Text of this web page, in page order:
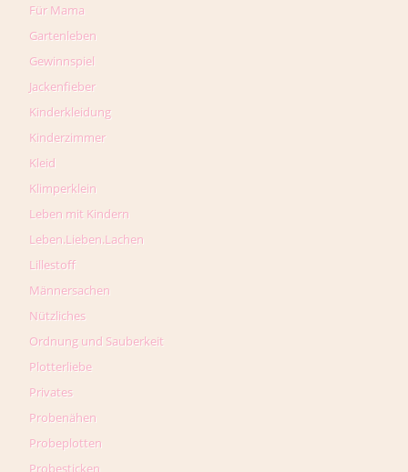
Für Mama
Gartenleben
Gewinnspiel
Jackenfieber
Kinderkleidung
Kinderzimmer
Kleid
Klimperklein
Leben mit Kindern
Leben.Lieben.Lachen
Lillestoff
Männersachen
Nützliches
Ordnung und Sauberkeit
Plotterliebe
Privates
Probenähen
Probeplotten
Probesticken